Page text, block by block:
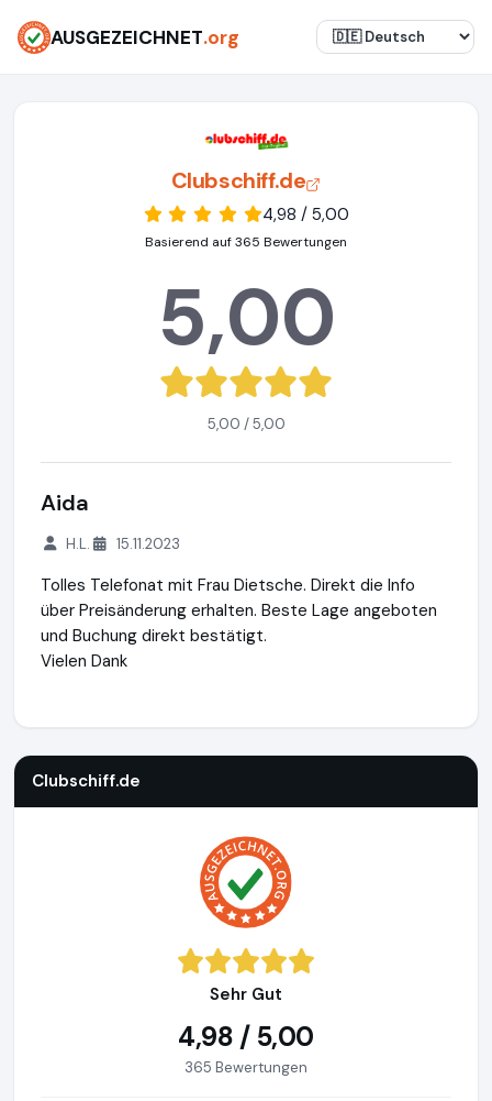
AUSGEZEICHNET.org
Clubschiff.de
4,98 / 5,00
Basierend auf 365 Bewertungen
5,00
5,00 / 5,00
Aida
H.L. 15.11.2023
Tolles Telefonat mit Frau Dietsche. Direkt die Info
über Preisänderung erhalten. Beste Lage angeboten
und Buchung direkt bestätigt.
Vielen Dank
Clubschiff.de
Sehr Gut
4,98 / 5,00
365 Bewertungen